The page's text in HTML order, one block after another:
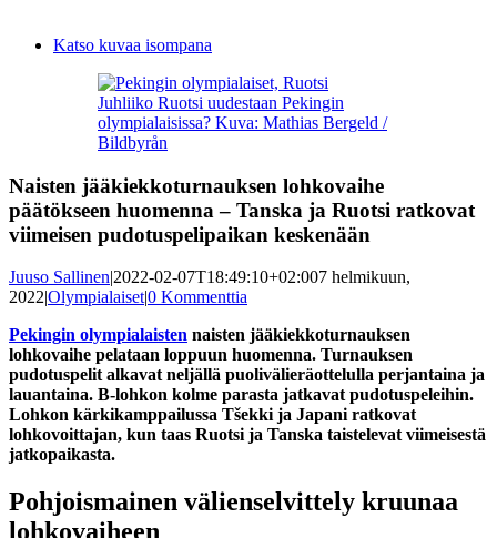
Katso kuvaa isompana
Juhliiko Ruotsi uudestaan Pekingin
olympialaisissa? Kuva: Mathias Bergeld /
Bildbyrån
Naisten jääkiekkoturnauksen lohkovaihe
päätökseen huomenna – Tanska ja Ruotsi ratkovat
viimeisen pudotuspelipaikan keskenään
Juuso Sallinen|2022-02-07T18:49:10+02:007 helmikuun,
2022|Olympialaiset|0 Kommenttia
Pekingin olympialaisten naisten jääkiekkoturnauksen
lohkovaihe pelataan loppuun huomenna. Turnauksen
pudotuspelit alkavat neljällä puolivälieräottelulla perjantaina ja
lauantaina. B-lohkon kolme parasta jatkavat pudotuspeleihin.
Lohkon kärkikamppailussa Tšekki ja Japani ratkovat
lohkovoittajan, kun taas Ruotsi ja Tanska taistelevat viimeisestä
jatkopaikasta.
Pohjoismainen välienselvittely kruunaa
lohkovaiheen